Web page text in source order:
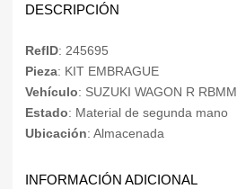
DESCRIPCIÓN
RefID: 245695
Pieza: KIT EMBRAGUE
Vehículo: SUZUKI WAGON R RBMM
Estado: Material de segunda mano
Ubicación: Almacenada
INFORMACIÓN ADICIONAL